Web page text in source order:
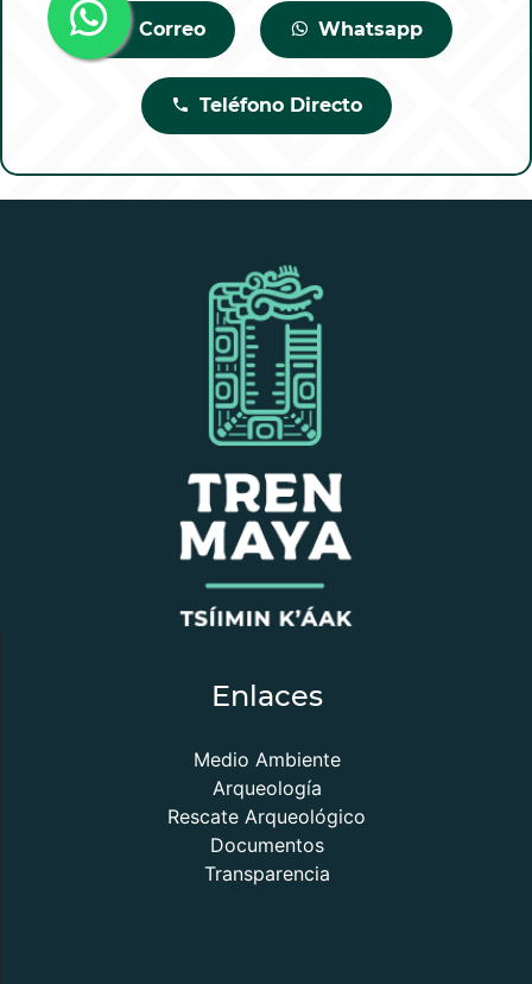
Correo Whatsapp
Teléfono Directo
Enlaces
Medio Ambiente
Arqueología
Rescate Arqueológico
Documentos
Transparencia